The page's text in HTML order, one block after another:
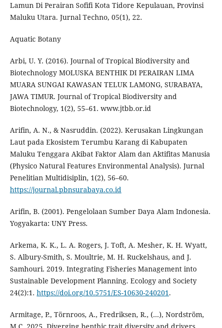
Lamun Di Perairan Sofifi Kota Tidore Kepulauan, Provinsi
Maluku Utara. Jurnal Techno, 05(1), 22.
Aquatic Botany
Arbi, U. Y. (2016). Journal of Tropical Biodiversity and
Biotechnology MOLUSKA BENTHIK DI PERAIRAN LIMA
MUARA SUNGAI KAWASAN TELUK LAMONG, SURABAYA,
JAWA TIMUR. Journal of Tropical Biodiversity and
Biotechnology, 1(2), 55–61. www.jtbb.or.id
Arifin, A. N., & Nasruddin. (2022). Kerusakan Lingkungan
Laut pada Ekosistem Terumbu Karang di Kabupaten
Maluku Tenggara Akibat Faktor Alam dan Aktifitas Manusia
(Physico Natural Features Environmental Analysis). Jurnal
Penelitian Multidisiplin, 1(2), 56–60.
https://journal.pbnsurabaya.co.id
Arifin, B. (2001). Pengelolaan Sumber Daya Alam Indonesia.
Yogyakarta: UNY Press.
Arkema, K. K., L. A. Rogers, J. Toft, A. Mesher, K. H. Wyatt,
S. Albury-Smith, S. Moultrie, M. H. Ruckelshaus, and J.
Samhouri. 2019. Integrating Fisheries Management into
Sustainable Development Planning. Ecology and Society
24(2):1. https://doi.org/10.5751/ES-10630-240201.
Armitage, P., Törnroos, A., Fredriksen, R., (...), Nordström,